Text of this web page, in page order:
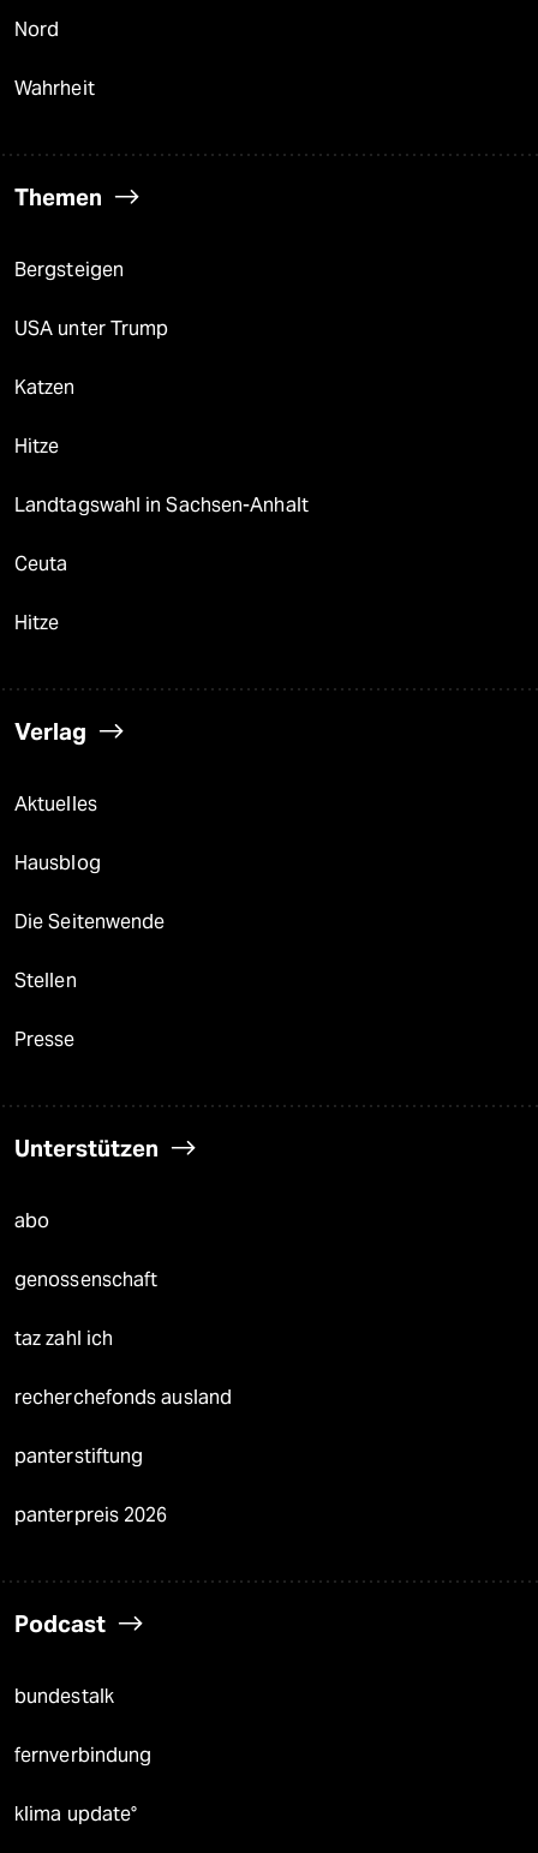
Nord
Wahrheit
Themen
Bergsteigen
USA unter Trump
Katzen
Hitze
Landtagswahl in Sachsen-Anhalt
Ceuta
Hitze
Verlag
Aktuelles
Hausblog
Die Seitenwende
Stellen
Presse
Unterstützen
abo
genossenschaft
taz zahl ich
recherchefonds ausland
panterstiftung
panterpreis 2026
Podcast
bundestalk
fernverbindung
klima update°